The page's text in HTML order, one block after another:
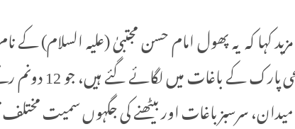
کہا کہ یہ پھول امام حسن مجتبیٰ (علیہ السلام)
مختص تفریحی
سرسبز باغات اور بیٹھنے کی جگہوں سمیت